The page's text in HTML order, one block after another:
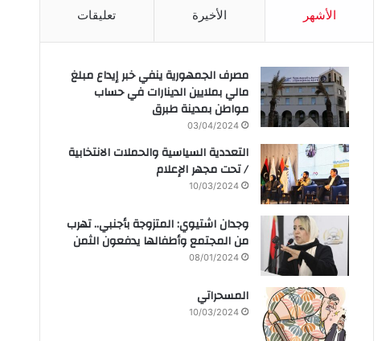
الأشهر الأخيرة تعليقات
مصرف الجمهورية ينفي خبر إيداع مبلغ
مالي بملايين الدينارات في حساب
مواطن بمدينة طبرق
03/04/2024
التعددية السياسية والحملات الانتخابية
/ تحت مجهر الإعلام
10/03/2024
وجدان اشتيوي: المتزوجة بأجنبي.. تهرب
من المجتمع وأطفالها يدفعون الثمن
08/01/2024
المسحراتي
10/03/2024